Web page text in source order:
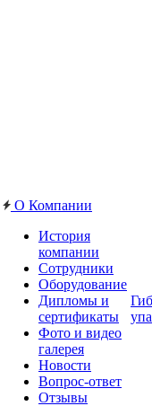
О Компании
История
компании
Сотрудники
Оборудование
Дипломы и
сертификаты
Фото и видео
галерея
Новости
Вопрос-ответ
Отзывы